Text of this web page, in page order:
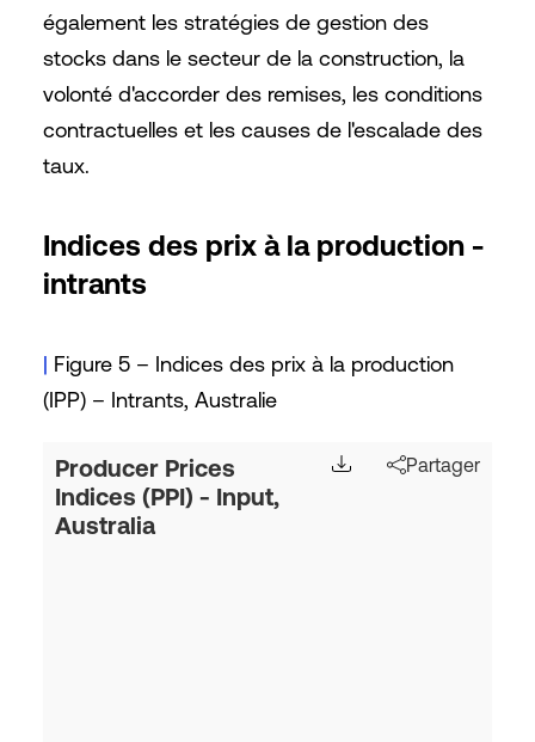
également les stratégies de gestion des
stocks dans le secteur de la construction, la
volonté d'accorder des remises, les conditions
contractuelles et les causes de l'escalade des
taux.
Indices des prix à la production -
intrants
| Figure 5 – Indices des prix à la production
(IPP) – Intrants, Australie
Producer Prices
Indices (PPI) - Input,
Australia
Partager